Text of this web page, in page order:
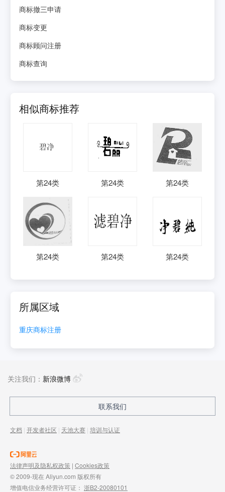
商标撤三申请
商标变更
商标顾问注册
商标查询
相似商标推荐
第24类 第24类 第24类
第24类 第24类 第24类
所属区域
重庆商标注册